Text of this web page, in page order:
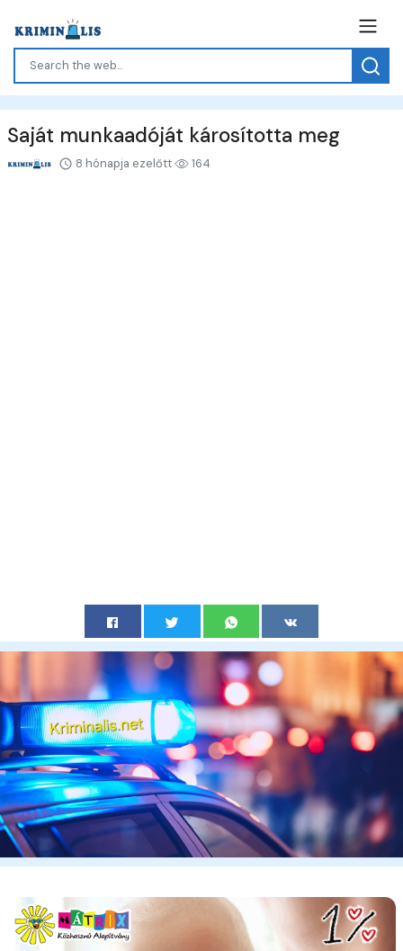
Saját munkaadóját károsította meg
8 hónapja ezelőtt 164